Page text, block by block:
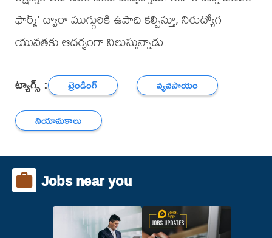
ఫార్మ్' ద్వారా ముగ్గురికి ఉపాధి కల్పిస్తూ, నిరుద్యోగ
యువతకు ఆదర్శంగా నిలుస్తున్నాడు.
ట్యాగ్స్ : ట్రెండింగ్
వ్యవసాయం
నియామకాలు
Jobs near you